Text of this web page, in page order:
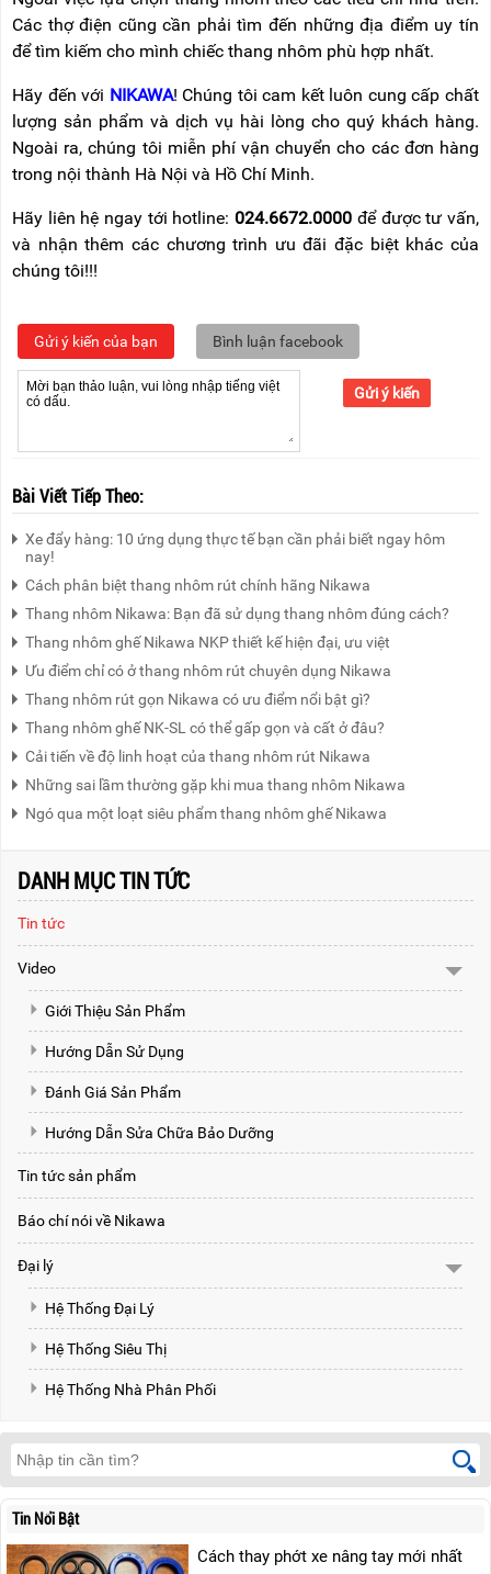
Các thợ điện cũng cần phải tìm đến những địa điểm uy tín
để tìm kiếm cho mình chiếc thang nhôm phù hợp nhất.
Hãy đến với NIKAWA! Chúng tôi cam kết luôn cung cấp chất
lượng sản phẩm và dịch vụ hài lòng cho quý khách hàng.
Ngoài ra, chúng tôi miễn phí vận chuyển cho các đơn hàng
trong nội thành Hà Nội và Hồ Chí Minh.
Hãy liên hệ ngay tới hotline:024.6672.0000 để được tư vấn,
và nhận thêm các chương trình ưu đãi đặc biệt khác của
chúng tôi!!!
Gửi ý kiến của bạn Bình luận facebook
Gửi ý kiến
Bài Viết Tiếp Theo:
Xe đẩy hàng: 10 ứng dụng thực tế bạn cần phải biết ngay hôm
nay!
Cách phân biệt thang nhôm rút chính hãng Nikawa
Thang nhôm Nikawa: Bạn đã sử dụng thang nhôm đúng cách?
Thang nhôm ghế Nikawa NKP thiết kế hiện đại, ưu việt
Ưu điểm chỉ có ở thang nhôm rút chuyên dụng Nikawa
Thang nhôm rút gọn Nikawa có ưu điểm nổi bật gì?
Thang nhôm ghế NK-SL có thể gấp gọn và cất ở đâu?
Cải tiến về độ linh hoạt của thang nhôm rút Nikawa
Những sai lầm thường gặp khi mua thang nhôm Nikawa
Ngó qua một loạt siêu phẩm thang nhôm ghế Nikawa
DANH MỤC TIN TỨC
Tin tức
Video
Giới Thiệu Sản Phẩm
Hướng Dẫn Sử Dụng
Đánh Giá Sản Phẩm
Hướng Dẫn Sửa Chữa Bảo Dưỡng
Tin tức sản phẩm
Báo chí nói về Nikawa
Đại lý
Hệ Thống Đại Lý
Hệ Thống Siêu Thị
Hệ Thống Nhà Phân Phối
Tin Nổi Bật
Cách thay phớt xe nâng tay mới nhất